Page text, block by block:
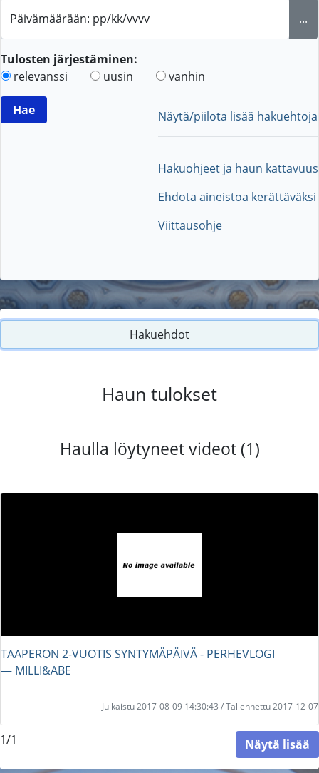
Päivämäärään: pp/kk/vvvv ...
Tulosten järjestäminen:
relevanssi
uusin vanhin
Näytä/piilota lisää hakuehtoja
Hakuohjeet ja haun kattavuus
Ehdota aineistoa kerättäväksi
Viittausohje
Hakuehdot
Haun tulokset
Haulla löytyneet videot (1)
TAAPERON 2-VUOTIS SYNTYMÄPÄIVÄ - PERHEVLOGI
― MILLI&ABE
Julkaistu 2017-08-09 14:30:43 / Tallennettu 2017-12-07
1/1 Näytä lisää